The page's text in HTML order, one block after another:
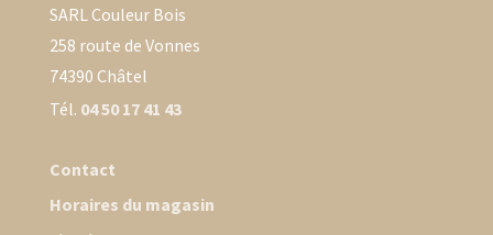
SARL Couleur Bois
258 route de Vonnes
74390 Châtel
Tél. 04 50 17 41 43
Contact
Horaires du magasin